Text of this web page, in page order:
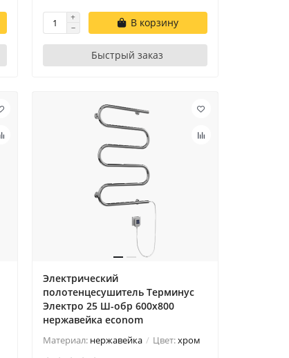
В корзину
Быстрый заказ
Электрический
полотенцесушитель Терминус
Электро 25 Ш-обр 600х800
нержавейка econom
Материал: нержавейка Цвет:хром